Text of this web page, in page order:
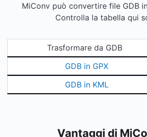
MiConv può convertire file GDB
Controlla la tabella qui
Trasformare da GDB
GDB in GPX
GDB in KML
Vantaggi di